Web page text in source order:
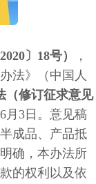
〕18号）
，
法》（中国人
（修订征求意见
月3日。意见稿
成品、产品抵
确，本办法所
的权利以及依